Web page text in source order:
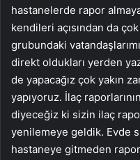
hastanelerde rapor
kendileri açısından da
grubundaki
direkt oldukları yerden
de yapacağız çok yakın
yapıyoruz. İlaç
diyeceğiz ki sizin ilaç
yenilemeye geldik. Evde
hastaneye gitmeden